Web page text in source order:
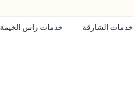
خدمات الشارقة خدمات راس الخيمة